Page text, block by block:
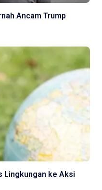
Ancam Trump
Lingkungan ke Aksi